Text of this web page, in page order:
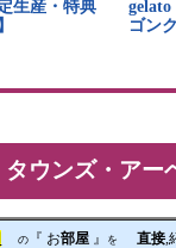
タウンズ・アー
の 『 お部屋 』 を 直接,